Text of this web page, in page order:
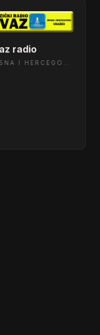
radio